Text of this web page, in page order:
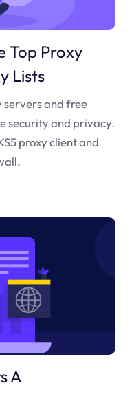
Top Proxy
Lists
servers and free
security and privacy.
proxy client and
A